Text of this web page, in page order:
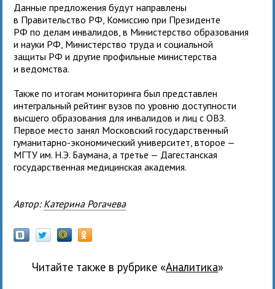
Данные предложения будут направлены
в Правительство РФ, Комиссию при Президенте
РФ по делам инвалидов, в Министерство образования
и науки РФ, Министерство труда и социальной
защиты РФ и другие профильные министерства
и ведомства.
Также по итогам мониторинга был представлен
интегральный рейтинг вузов по уровню доступности
высшего образования для инвалидов и лиц с ОВЗ.
Первое место занял Московский государственный
гуманитарно-экономический университет, второе —
МГТУ им. Н.Э. Баумана, а третье — Дагестанская
государственная медицинская академия.
Автор: Катерина Рогачева
Читайте также в рубрике « Аналитика»